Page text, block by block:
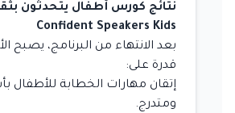
نتائج كورس أطفال يتحدثون
Confident Speakers Kids
بعد الانتهاء من البرنامج، يصبح
قدرة على:
إتقان مهارات الخطابة للأطفال
ومتدرج.